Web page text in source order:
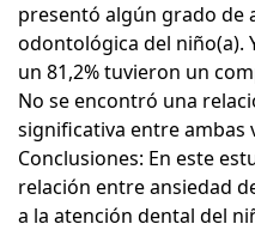
presentó algún grado de
odontológica del niño(a).
un 81,2% tuvieron un
No se encontró una
significativa entre ambas
Conclusiones: En este
relación entre ansiedad
a la atención dental del